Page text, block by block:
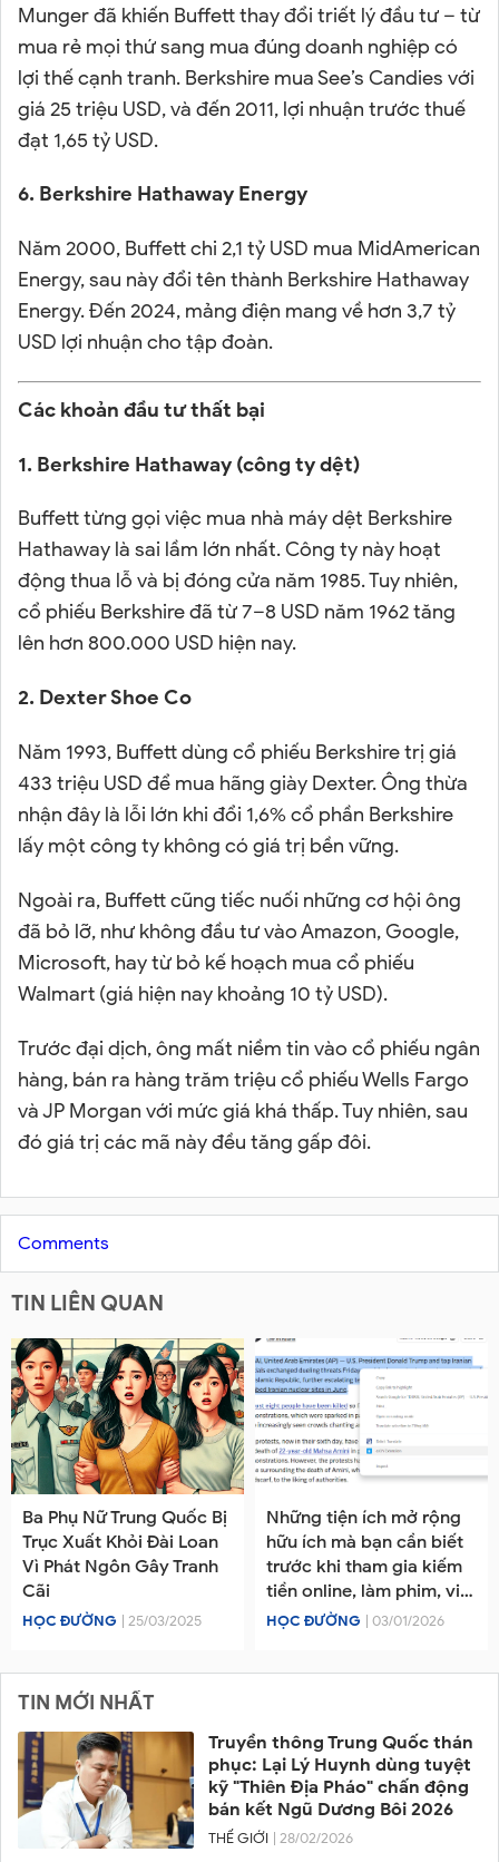
Munger đã khiến Buffett thay đổi triết lý đầu tư – từ
mua rẻ mọi thứ sang mua đúng doanh nghiệp có
lợi thế cạnh tranh. Berkshire mua See’s Candies với
giá 25 triệu USD, và đến 2011, lợi nhuận trước thuế
đạt 1,65 tỷ USD.
6. Berkshire Hathaway Energy
Năm 2000, Buffett chi 2,1 tỷ USD mua MidAmerican
Energy, sau này đổi tên thành Berkshire Hathaway
Energy. Đến 2024, mảng điện mang về hơn 3,7 tỷ
USD lợi nhuận cho tập đoàn.
Các khoản đầu tư thất bại
1. Berkshire Hathaway (công ty dệt)
Buffett từng gọi việc mua nhà máy dệt Berkshire
Hathaway là sai lầm lớn nhất. Công ty này hoạt
động thua lỗ và bị đóng cửa năm 1985. Tuy nhiên,
cổ phiếu Berkshire đã từ 7–8 USD năm 1962 tăng
lên hơn 800.000 USD hiện nay.
2. Dexter Shoe Co
Năm 1993, Buffett dùng cổ phiếu Berkshire trị giá
433 triệu USD để mua hãng giày Dexter. Ông thừa
nhận đây là lỗi lớn khi đổi 1,6% cổ phần Berkshire
lấy một công ty không có giá trị bền vững.
Ngoài ra, Buffett cũng tiếc nuối những cơ hội ông
đã bỏ lỡ, như không đầu tư vào Amazon, Google,
Microsoft, hay từ bỏ kế hoạch mua cổ phiếu
Walmart (giá hiện nay khoảng 10 tỷ USD).
Trước đại dịch, ông mất niềm tin vào cổ phiếu ngân
hàng, bán ra hàng trăm triệu cổ phiếu Wells Fargo
và JP Morgan với mức giá khá thấp. Tuy nhiên, sau
đó giá trị các mã này đều tăng gấp đôi.
Comments
TIN LIÊN QUAN
Ba Phụ Nữ Trung Quốc Bị
Trục Xuất Khỏi Đài Loan
Vì Phát Ngôn Gây Tranh
Cãi
HỌC ĐƯỜNG | 25/03/2025
Những tiện ích mở rộng
hữu ích mà bạn cần biết
trước khi tham gia kiếm
tiền online, làm phim, viết
báo
HỌC ĐƯỜNG | 03/01/2026
TIN MỚI NHẤT
Truyền thông Trung Quốc thán
phục: Lại Lý Huynh dùng tuyệt
kỹ "Thiên Địa Pháo" chấn động
bán kết Ngũ Dương Bôi 2026
THẾ GIỚI | 28/02/2026